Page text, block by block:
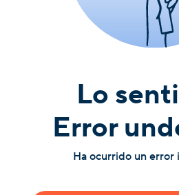
Lo
Error
Ha ocurrido un error